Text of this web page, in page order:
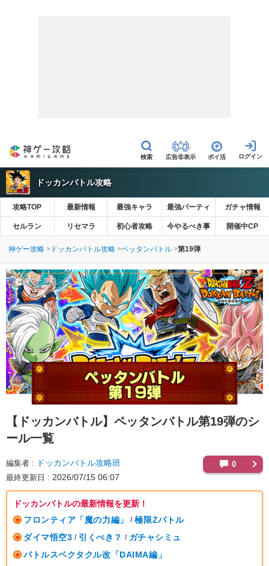
広告非表示 ポイ活
ドッカンバトル攻略
攻略TOP 最新情報 最強キャラ 最強パーティ ガチャ情報
セルラン リセマラ 初心者攻略 今やるべき事 開催中CP
神ゲー攻略 ドッカンバトル攻略 ペッタンバトル 第19弾
【ドッカンバトル】 ペッタンバトル第19弾のシ
ール一覧
編集者 ドッカンバトル攻略班
最終更新日 2026/07/15 06:07
0
ドッカンバトルの最新情報を更新！
フロンティア「魔の力編」
/ 極限Zバトル
ダイマ悟空3 / 引くべき？ / ガチャシミュ
バトルスペクタクル改「DAIMA編」